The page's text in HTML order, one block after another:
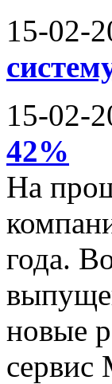
15-02-
15-02-
42%
На
года.
новые
сервис